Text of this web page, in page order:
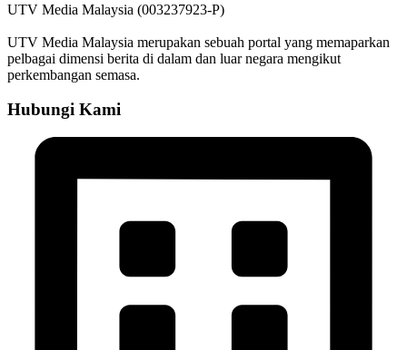
UTV Media Malaysia (003237923-P)
UTV Media Malaysia merupakan sebuah portal yang memaparkan
pelbagai dimensi berita di dalam dan luar negara mengikut
perkembangan semasa.
Hubungi Kami